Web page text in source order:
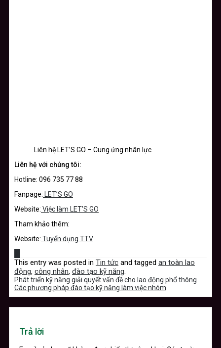
Liên hệ LET’S GO – Cung ứng nhân lực
Liên hệ với chúng tôi:
Hotline: 096 735 77 88
Fanpage: LET’S GO
Website: Việc làm LET’S GO
Tham khảo thêm:
Website: Tuyển dụng TTV
This entry was posted in Tin tức and tagged an toàn lao
động, công nhân, đào tạo kỹ năng.
Phát triển kỹ năng giải quyết vấn đề cho lao động phổ thông
Các phương pháp đào tạo kỹ năng làm việc nhóm
Trả lời